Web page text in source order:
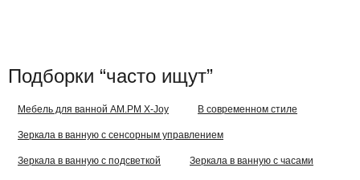
Подборки “часто ищут”
Мебель для ванной AM.PM X-Joy В современном стиле
Зеркала в ванную с сенсорным управлением
Зеркала в ванную с подсветкой Зеркала в ванную с часами